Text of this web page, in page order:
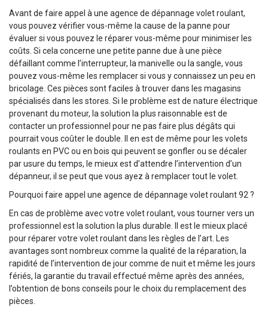
Avant de faire appel à une agence de dépannage volet roulant,
vous pouvez vérifier vous-même la cause de la panne pour
évaluer si vous pouvez le réparer vous-même pour minimiser les
coûts. Si cela concerne une petite panne due à une pièce
défaillant comme l’interrupteur, la manivelle ou la sangle, vous
pouvez vous-même les remplacer si vous y connaissez un peu en
bricolage. Ces pièces sont faciles à trouver dans les magasins
spécialisés dans les stores. Si le problème est de nature électrique
provenant du moteur, la solution la plus raisonnable est de
contacter un professionnel pour ne pas faire plus dégâts qui
pourrait vous coûter le double. Il en est de même pour les volets
roulants en PVC ou en bois qui peuvent se gonfler ou se décaler
par usure du temps, le mieux est d’attendre l’intervention d’un
dépanneur, il se peut que vous ayez à remplacer tout le volet.
Pourquoi faire appel une agence de dépannage volet roulant 92 ?
En cas de problème avec votre volet roulant, vous tourner vers un
professionnel est la solution la plus durable. Il est le mieux placé
pour réparer votre volet roulant dans les règles de l’art. Les
avantages sont nombreux comme la qualité de la réparation, la
rapidité de l’intervention de jour comme de nuit et même les jours
fériés, la garantie du travail effectué même après des années,
l’obtention de bons conseils pour le choix du remplacement des
pièces.